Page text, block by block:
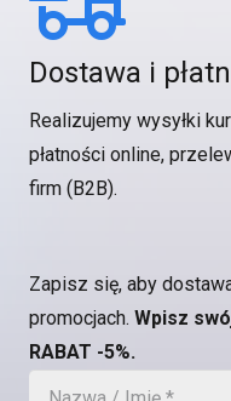
Dostawa i
Realizujemy wysyłki
płatności online,
firm (B2B).
Zapisz się, aby
promocjach. Wpisz
RABAT -5%.